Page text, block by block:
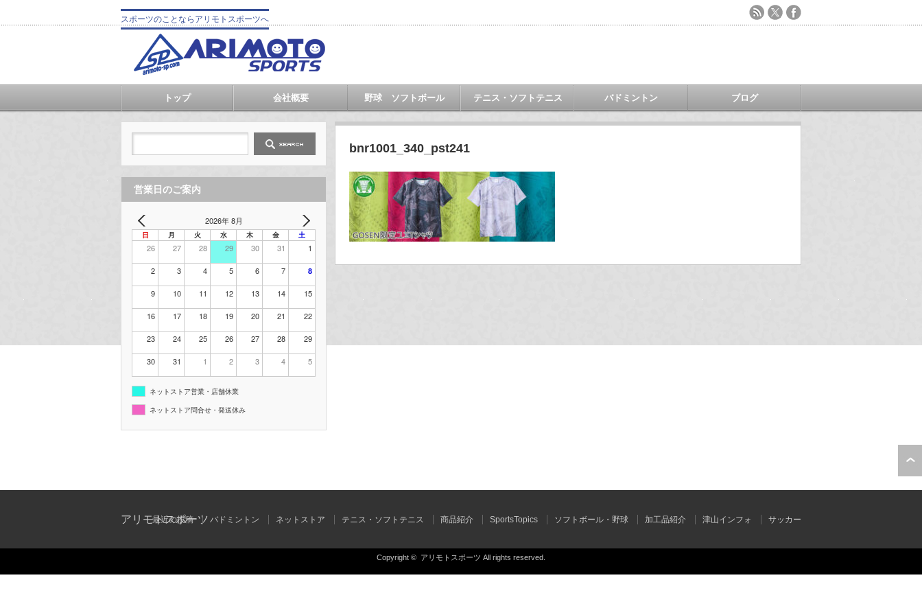
スポーツのことならアリモトスポーツへ
トップ 会社概要 野球 ソフトボール テニス・ソフトテニス バドミントン ブログ
bnr1001_340_pst241
営業日のご案内
2026年 8月
日 月 火 水 木 金 土
26 27 28 29 30 31 1
2 3 4 5 6 7 8
9 10 11 12 13 14 15
16 17 18 19 20 21 22
23 24 25 26 27 28 29
30 31 1 2 3 4 5
ネットストア営業・店舗休業
ネットストア問合せ・発送休み
アリモトスポーツ
最近の投稿 バドミントン ネットストア テニス・ソフトテニス 商品紹介 SportsTopics ソフトボール・野球 加工品紹介 津山インフォ サッカー
Copyright © アリモトスポーツ All rights reserved.